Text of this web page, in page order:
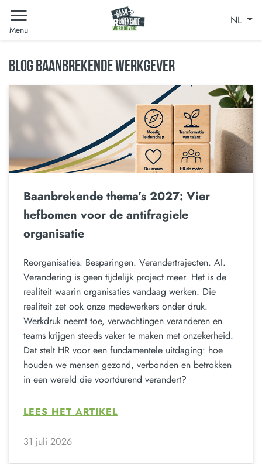
Menu
NL
BLOG BAANBREKENDE WERKGEVER
Baanbrekende thema’s 2027: Vier
hefbomen voor de antifragiele
organisatie
Reorganisaties. Besparingen. Verandertrajecten. AI.
Verandering is geen tijdelijk project meer. Het is de
realiteit waarin organisaties vandaag werken. Die
realiteit zet ook onze medewerkers onder druk.
Werkdruk neemt toe, verwachtingen veranderen en
teams krijgen steeds vaker te maken met onzekerheid.
Dat stelt HR voor een fundamentele uitdaging: hoe
houden we mensen gezond, verbonden en betrokken
in een wereld die voortdurend verandert?
LEES HET ARTIKEL
31 juli 2026